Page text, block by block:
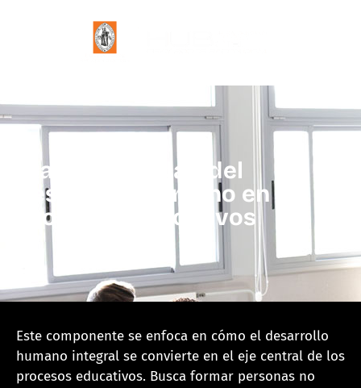
Transversalidad del
desarrollo Humano en los
procesos educativos
Este componente se enfoca en cómo el desarrollo
humano integral se convierte en el eje central de los
procesos educativos. Busca formar personas no